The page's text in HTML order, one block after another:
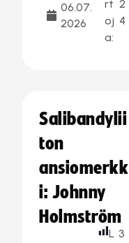
06.07.
2026
rt
oj
a:
2
4
Salibandylii
ton
ansiomerkk
i: Johnny
Holmström
L 3